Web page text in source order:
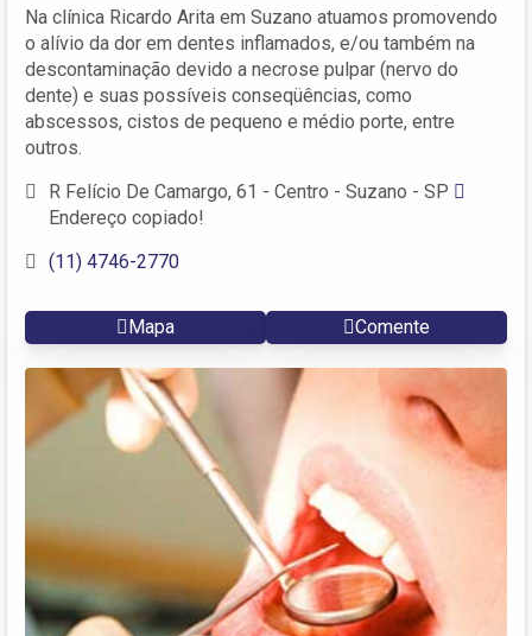
Na clínica Ricardo Arita em Suzano atuamos promovendo
o alívio da dor em dentes inflamados, e/ou também na
descontaminação devido a necrose pulpar (nervo do
dente) e suas possíveis conseqüências, como
abscessos, cistos de pequeno e médio porte, entre
outros.
R Felício De Camargo, 61 - Centro - Suzano - SP
Endereço copiado!
(11) 4746-2770
Mapa Comente